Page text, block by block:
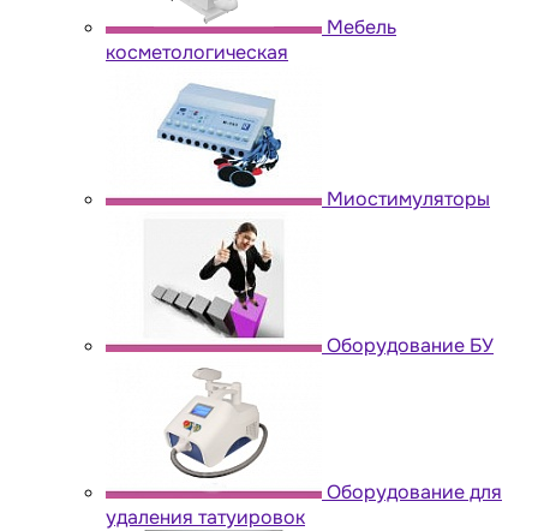
Мебель
косметологическая
Миостимуляторы
Оборудование БУ
Оборудование для
удаления татуировок